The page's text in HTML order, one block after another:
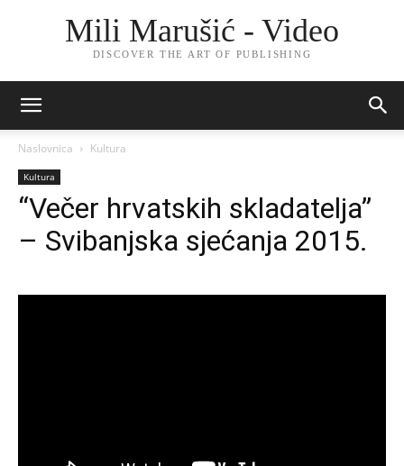
Mili Marušić - Video
DISCOVER THE ART OF PUBLISHING
Naslovnica Kultura
Kultura
“Večer hrvatskih skladatelja”
– Svibanjska sjećanja 2015.